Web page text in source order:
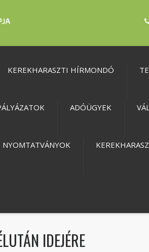
KEREKHARASZTI HÍRMONDÓ
ADÓÜGYEK
NYOMTATVÁNYOK
IDEJÉRE